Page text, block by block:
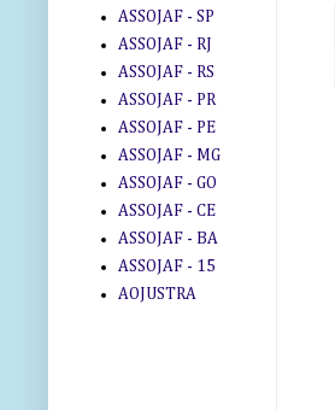
ASSOJAF - SP
ASSOJAF - RJ
ASSOJAF - RS
ASSOJAF - PR
ASSOJAF - PE
ASSOJAF - MG
ASSOJAF - GO
ASSOJAF - CE
ASSOJAF - BA
ASSOJAF - 15
AOJUSTRA